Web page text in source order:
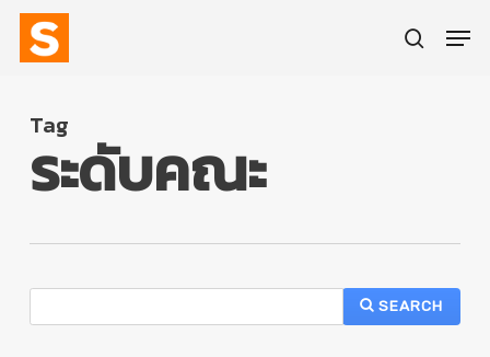
Skip
main
content search
Tag
ระดับคณะ
SEARCH